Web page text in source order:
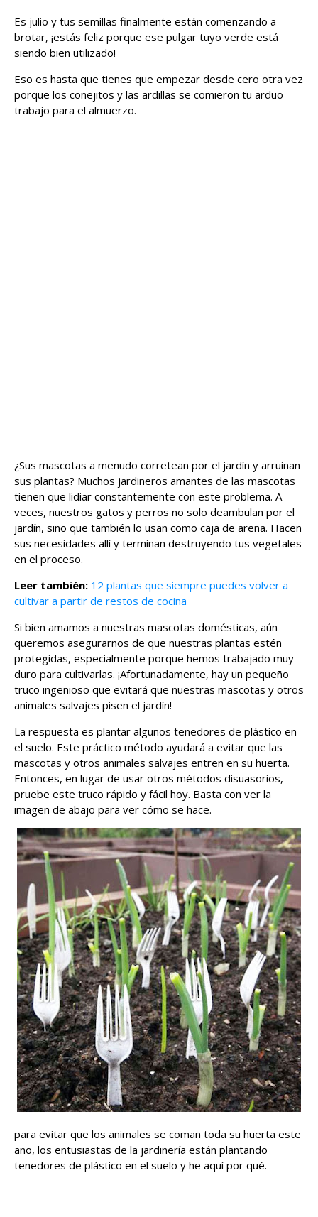
Es julio y tus semillas finalmente están comenzando a
brotar, ¡estás feliz porque ese pulgar tuyo verde está
siendo bien utilizado!
Eso es hasta que tienes que empezar desde cero otra vez
porque los conejitos y las ardillas se comieron tu arduo
trabajo para el almuerzo.
¿Sus mascotas a menudo corretean por el jardín y arruinan
sus plantas? Muchos jardineros amantes de las mascotas
tienen que lidiar constantemente con este problema. A
veces, nuestros gatos y perros no solo deambulan por el
jardín, sino que también lo usan como caja de arena. Hacen
sus necesidades allí y terminan destruyendo tus vegetales
en el proceso.
Leer también: 12 plantas que siempre puedes volver a
cultivar a partir de restos de cocina
Si bien amamos a nuestras mascotas domésticas, aún
queremos asegurarnos de que nuestras plantas estén
protegidas, especialmente porque hemos trabajado muy
duro para cultivarlas. ¡Afortunadamente, hay un pequeño
truco ingenioso que evitará que nuestras mascotas y otros
animales salvajes pisen el jardín!
La respuesta es plantar algunos tenedores de plástico en
el suelo. Este práctico método ayudará a evitar que las
mascotas y otros animales salvajes entren en su huerta.
Entonces, en lugar de usar otros métodos disuasorios,
pruebe este truco rápido y fácil hoy. Basta con ver la
imagen de abajo para ver cómo se hace.
para evitar que los animales se coman toda su huerta este
año, los entusiastas de la jardinería están plantando
tenedores de plástico en el suelo y he aquí por qué.